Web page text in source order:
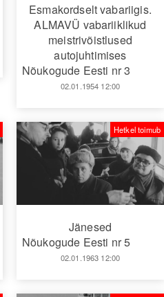
Esmakordselt vabariigis.
ALMAVÜ vabariiklikud
meistrivõistlused
autojuhtimises
Nõukogude Eesti nr 3
02.01.1954 12:00
Jänesed
Nõukogude Eesti nr 5
02.01.1963 12:00
Hetkel toimub